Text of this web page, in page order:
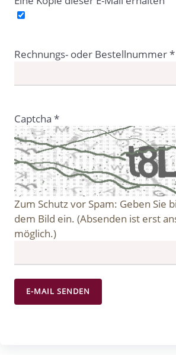
Rechnungs- oder Bestellnummer*
Captcha *
Zum Schutz vor Spam: Geben Sie
dem Bild ein. (Absenden ist erst
möglich.)
E-MAIL SENDEN